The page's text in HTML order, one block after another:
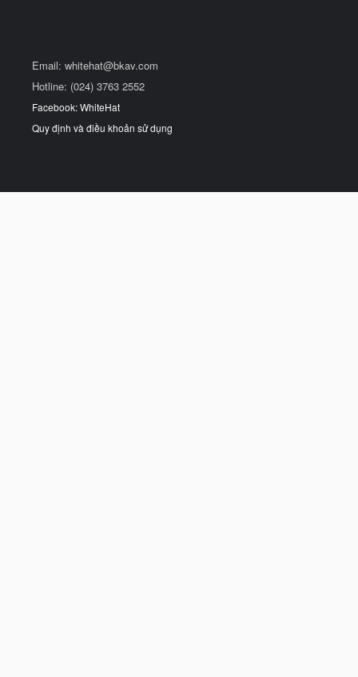
Email: whitehat@bkav.com
Hotline: (024) 3763 2552
Facebook: WhiteHat
Quy định và điều khoản sử dụng